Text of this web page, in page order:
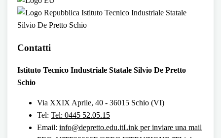
Istituto Tecnico Industriale Statale
Silvio De Pretto Schio
Contatti
Istituto Tecnico Industriale Statale Silvio De Pretto
Schio
Via XXIX Aprile, 40 - 36015 Schio (VI)
Tel: Tel: 0445 52.05.15
Email: info@depretto.edu.itLink per inviare una mail